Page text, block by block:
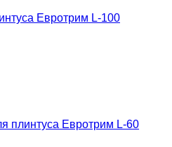
Евротрим L-100